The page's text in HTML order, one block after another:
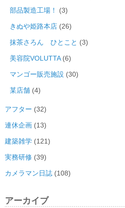
部品製造工場！ (3)
きぬや姫路本店 (26)
抹茶さろん ひとこと (3)
美容院VOLUTTA(6)
マンゴー販売施設 (30)
某店舗 (4)
アフター (32)
連休企画 (13)
建築雑学 (121)
実務研修 (39)
カメラマン日誌 (108)
アーカイブ